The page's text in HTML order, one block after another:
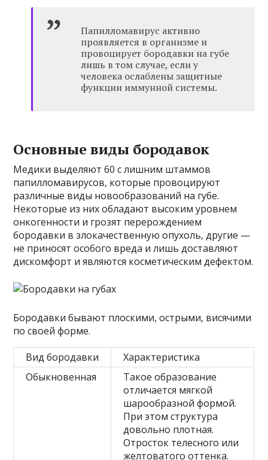
Папилломавирус активно
проявляется в организме и
провоцирует бородавки на губе
лишь в том случае, если у
человека ослаблены защитные
функции иммунной системы.
Основные виды бородавок
Медики выделяют 60 с лишним штаммов
папилломавирусов, которые провоцируют
различные виды новообразований на губе.
Некоторые из них обладают высоким уровнем
онкогенности и грозят перерождением
бородавки в злокачественную опухоль, другие —
не приносят особого вреда и лишь доставляют
дискомфорт и являются косметическим дефектом.
Бородавки бывают плоскими, острыми, висячими
по своей форме.
Вид бородавки
Характеристика
Обыкновенная
Такое образование
отличается мягкой
шарообразной формой.
При этом структура
довольно плотная.
Отросток телесного или
желтоватого оттенка.